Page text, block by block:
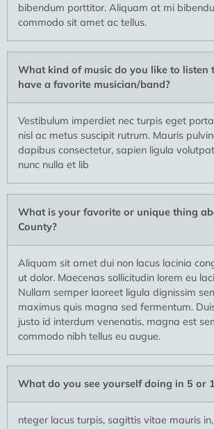
bibendum porttitor. Aliquam at mi
commodo sit amet ac tellus.
What kind of music do you like to listen
have a favorite musician/band?
Vestibulum imperdiet nec turpis eget
nisl ac metus suscipit rutrum. Mauris
dapibus consectetur, sapien ligula
nunc nulla et lib
What is your favorite or unique thing
County?
Aliquam sit amet dui non lacus lacinia
ut dolor. Maecenas sollicitudin lorem eu
Nullam semper laoreet ligula dignissim
maximus quis magna sed fermentum.
justo id interdum venenatis, magna est
commodo nibh tellus eu augue.
What do you see yourself doing in 5 or
nteger lacus turpis, sagittis vitae mauris